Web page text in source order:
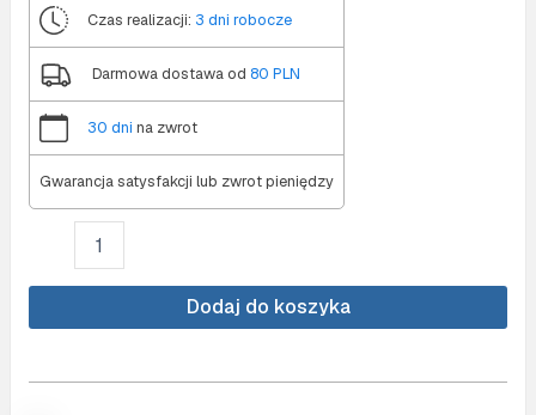
Czas realizacji: 3 dni robocze
Darmowa dostawa od 80 PLN
30 dni na zwrot
Gwarancja satysfakcji lub zwrot pieniędzy
Diamond
(NO.
Dodaj do koszyka